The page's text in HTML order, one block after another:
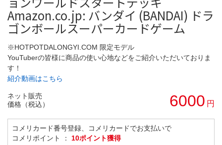
Amazon.co.jp: バンダイ (BANDAI) ドラ
ゴンボールスーパーカードゲーム
※HOTPOTDALONGYI.COM 限定モデル
YouTuberの皆様に商品の使い心地などをご紹介いただいておりま
す！
紹介動画はこちら
ネット販売
価格（税込）
6000 円
コメリカード番号登録、コメリカードでお支払いで
コメリポイント ： 10ポイント獲得